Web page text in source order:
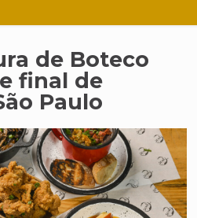
de Boteco
final de
Paulo